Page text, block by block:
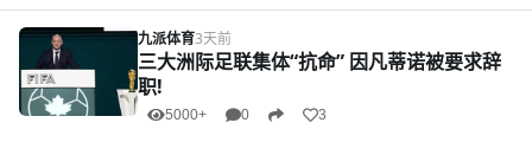
九派体育3天前
三大洲际足联集体“抗命” 因凡蒂诺被要求辞
职!
5000+ 0 3